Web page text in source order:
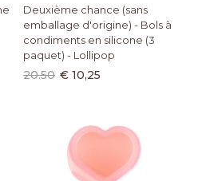
Deuxième chance (sans
emballage d'origine) - Bols à
condiments en silicone (3
paquet) - Lollipop
20.50 € 10,25